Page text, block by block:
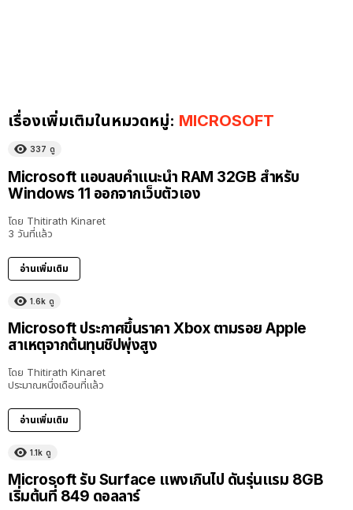
เรื่องเพิ่มเติมในหมวดหมู่: MICROSOFT
337 ดู
Microsoft แอบลบคำแนะนำ RAM 32GB สำหรับ
Windows 11 ออกจากเว็บตัวเอง
โดย Thitirath Kinaret
3 วันที่แล้ว
อ่านเพิ่มเติม
1.6k ดู
Microsoft ประกาศขึ้นราคา Xbox ตามรอย Apple
สาเหตุจากต้นทุนชิปพุ่งสูง
โดย Thitirath Kinaret
ประมาณหนึ่งเดือนที่แล้ว
อ่านเพิ่มเติม
1.1k ดู
Microsoft รับ Surface แพงเกินไป ดันรุ่นแรม 8GB
เริ่มต้นที่ 849 ดอลลาร์